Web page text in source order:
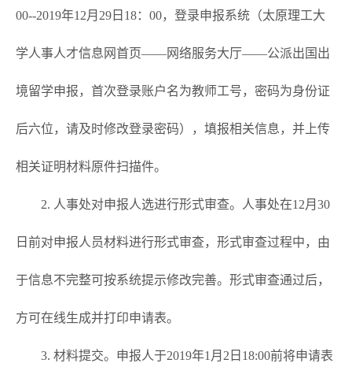
00--2019年12月29日18：00，登录申报系统（太原理工大
学人事人才信息网首页——网络服务大厅——公派出国出
境留学申报，首次登录账户名为教师工号，密码为身份证
后六位，请及时修改登录密码），填报相关信息，并上传
相关证明材料原件扫描件。
2. 人事处对申报人选进行形式审查。人事处在12月30
日前对申报人员材料进行形式审查，形式审查过程中，由
于信息不完整可按系统提示修改完善。形式审查通过后，
方可在线生成并打印申请表。
3. 材料提交。申报人于2019年1月2日18:00前将申请表